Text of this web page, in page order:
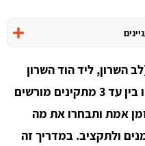
השרון, ליד הוד השרון
וכפר סבא)? ב“דקים פלוס” תשוו בין עד 3 מתקינים מורשים
אמת ותבחרו את מה
ולתקציב. במדריך זה